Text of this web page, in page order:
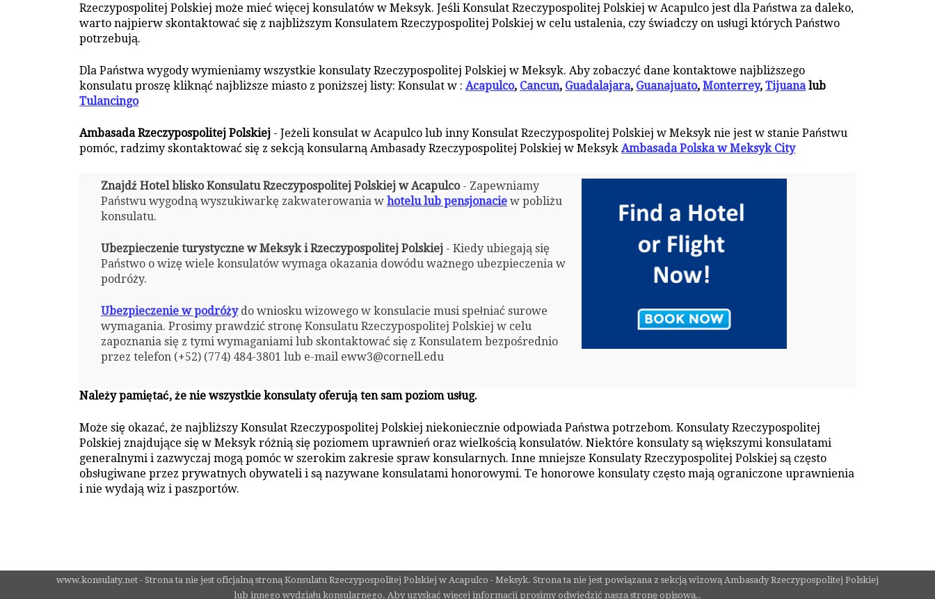
Rzeczypospolitej Polskiej może mieć więcej konsulatów w Meksyk. Jeśli Konsulat Rzeczypospolitej Polskiej w Acapulco jest dla Państwa za daleko,
warto najpierw skontaktować się z najbliższym Konsulatem Rzeczypospolitej Polskiej w celu ustalenia, czy świadczy on usługi których Państwo
potrzebują.
Dla Państwa wygody wymieniamy wszystkie konsulaty Rzeczypospolitej Polskiej w Meksyk. Aby zobaczyć dane kontaktowe najbliższego
konsulatu proszę kliknąć najbliższe miasto z poniższej listy: Konsulat w :Acapulco, Cancun, Guadalajara, Guanajuato,Monterrey,Tijuanalub
Tulancingo
Ambasada Rzeczypospolitej Polskiej - Jeżeli konsulat w Acapulco lub inny Konsulat Rzeczypospolitej Polskiej w Meksyk nie jest w stanie Państwu
pomóc, radzimy skontaktować się z sekcją konsularną Ambasady Rzeczypospolitej Polskiej w Meksyk Ambasada Polska w Meksyk City
Znajdź Hotel blisko Konsulatu Rzeczypospolitej Polskiej w Acapulco- Zapewniamy
Państwu wygodną wyszukiwarkę zakwaterowania w hotelu lub pensjonaciew pobliżu
konsulatu.
Ubezpieczenie turystyczne w Meksyk i Rzeczypospolitej Polskiej- Kiedy ubiegają się
Państwo o wizę wiele konsulatów wymaga okazania dowódu ważnego ubezpieczenia w
podróży.
Ubezpieczenie w podróżydo wniosku wizowego w konsulacie musi spełniać surowe
wymagania. Prosimy prawdzić stronę Konsulatu Rzeczypospolitej Polskiej w celu
zapoznania się z tymi wymaganiami lub skontaktować się z Konsulatem bezpośrednio
przez telefon (+52) (774) 484-3801 lub e-mail eww3@cornell.edu
Należy pamiętać, że nie wszystkie konsulaty oferują ten sam poziom usług.
Może się okazać, że najbliższy Konsulat Rzeczypospolitej Polskiej niekoniecznie odpowiada Państwa potrzebom. Konsulaty Rzeczypospolitej
Polskiej znajdujące się w Meksyk różnią się poziomem uprawnień oraz wielkością konsulatów. Niektóre konsulaty są większymi konsulatami
generalnymi i zazwyczaj mogą pomóc w szerokim zakresie spraw konsularnych. Inne mniejsze Konsulaty Rzeczypospolitej Polskiej są często
obsługiwane przez prywatnych obywateli i są nazywane konsulatami honorowymi. Te honorowe konsulaty często mają ograniczone uprawnienia
i nie wydają wiz i paszportów.
www.konsulaty.net - Strona ta nie jest oficjalną stroną Konsulatu Rzeczypospolitej Polskiej w Acapulco - Meksyk. Strona ta nie jest powiązana z sekcją wizową Ambasady Rzeczypospolitej Polskiej
lub innego wydziału konsularnego. Aby uzyskać więcej informacji prosimy odwiedzić naszą stronę opisową..